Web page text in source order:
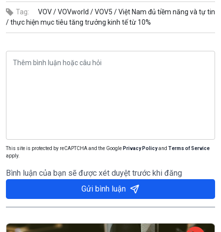
Tag: VOV /VOVworld /VOV5 /Việt Nam đủ tiềm năng và tự tin
/thực hiện mục tiêu tăng trưởng kinh tế từ 10%
This site is protected by reCAPTCHA and the Google Privacy Policyand Terms of Service
apply.
Bình luận của bạn sẽ được xét duyệt trước khi đăng
Gửi bình luận